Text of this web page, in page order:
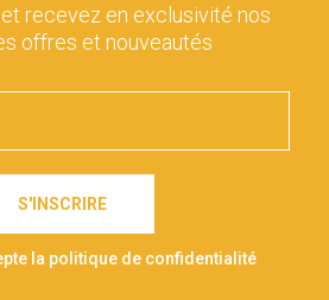
recevez en exclusivité nos
offres et nouveautés
S'INSCRIRE
la politique de confidentialité